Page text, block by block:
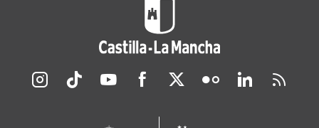
Redes sociales JCCM